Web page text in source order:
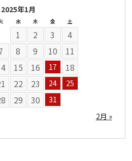
2025年1月
水 木 金 土
1 2 3
4
8 9 10
11
15 16 17
18
22 23 24 25
29 30
31
2月 »